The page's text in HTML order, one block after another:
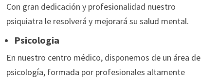
Con gran dedicación y profesionalidad nuestro
psiquiatra le resolverá y mejorará su salud mental.
Psicologia
En nuestro centro médico, disponemos de un área de
psicología, formada por profesionales altamente